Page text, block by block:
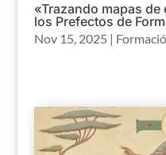
«Trazando mapas
los Prefectos de
Nov 15, 2025 |